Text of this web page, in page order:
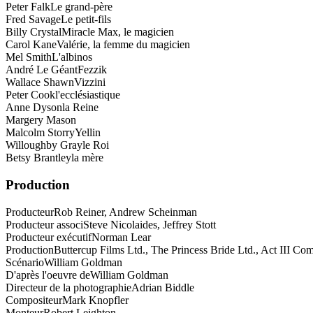
Peter FalkLe grand-père
Fred SavageLe petit-fils
Billy CrystalMiracle Max, le magicien
Carol KaneValérie, la femme du magicien
Mel SmithL'albinos
André Le GéantFezzik
Wallace ShawnVizzini
Peter Cookl'ecclésiastique
Anne Dysonla Reine
Margery Mason
Malcolm StorryYellin
Willoughby Grayle Roi
Betsy Brantleyla mère
Production
ProducteurRob Reiner, Andrew Scheinman
Producteur associSteve Nicolaides, Jeffrey Stott
Producteur exécutifNorman Lear
ProductionButtercup Films Ltd., The Princess Bride Ltd., Act III
ScénarioWilliam Goldman
D'après l'oeuvre deWilliam Goldman
Directeur de la photographieAdrian Biddle
CompositeurMark Knopfler